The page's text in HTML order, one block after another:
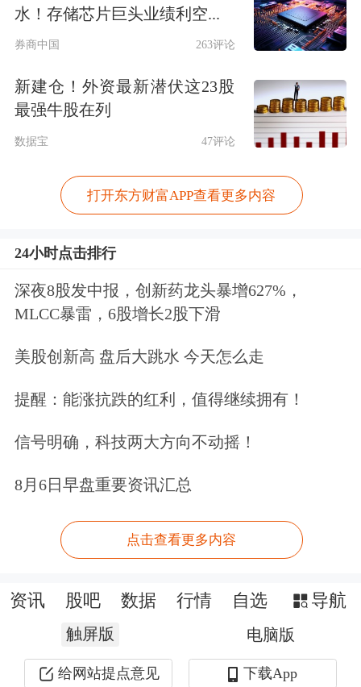
水！存储芯片巨头业绩利空...
券商中国 263评论
新建仓！外资最新潜伏这23股
最强牛股在列
数据宝 47评论
打开东方财富APP查看更多内容
24小时点击排行
深夜8股发中报，创新药龙头暴增627%，
MLCC暴雷，6股增长2股下滑
美股创新高 盘后大跳水 今天怎么走
提醒：能涨抗跌的红利，值得继续拥有！
信号明确，科技两大方向不动摇！
8月6日早盘重要资讯汇总
点击查看更多内容
资讯 股吧 数据 行情 自选 导航
触屏版 电脑版
给网站提点意见 下载App